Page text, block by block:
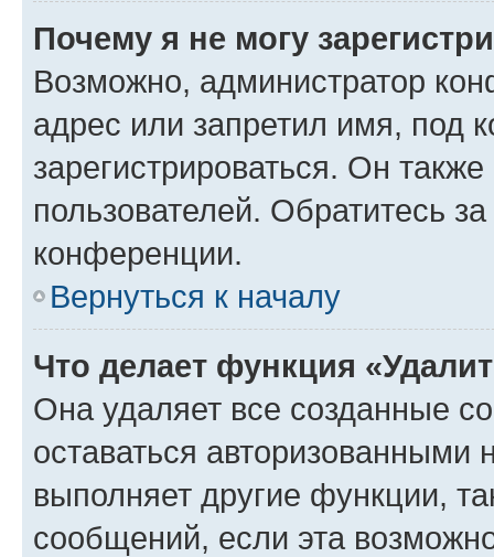
Почему я не могу
Возможно, администратор
адрес или запретил имя, под
зарегистрироваться. Он
пользователей. Обратитесь
конференции.
Вернуться к началу
Что делает функция
Она удаляет все созданные
оставаться авторизованными
выполняет другие функции,
сообщений, если эта